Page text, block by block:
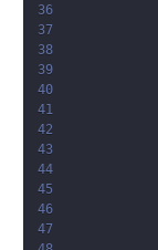
36
37
38
39
40
41
42
43
44
45
46
47